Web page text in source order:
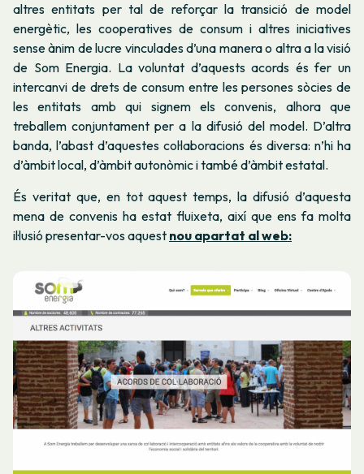
altres entitats per tal de reforçar la transició de model
energètic, les cooperatives de consum i altres iniciatives
sense ànim de lucre vinculades d’una manera o altra a la visió
de Som Energia. La voluntat d’aquests acords és fer un
intercanvi de drets de consum entre les persones sòcies de
les entitats amb qui signem els convenis, alhora que
treballem conjuntament per a la difusió del model. D’altra
banda, l’abast d’aquestes col·laboracions és diversa: n’hi ha
d’àmbit local, d’àmbit autonòmic i també d’àmbit estatal.
És veritat que, en tot aquest temps, la difusió d’aquesta
mena de convenis ha estat fluixeta, així que ens fa molta
il·lusió presentar-vos aquest nou apartat al web: